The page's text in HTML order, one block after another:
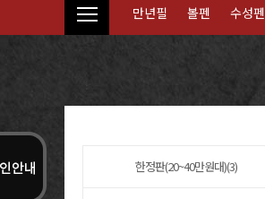
만년필 볼펜 수성펜
한정판(20~40만원대)(3)